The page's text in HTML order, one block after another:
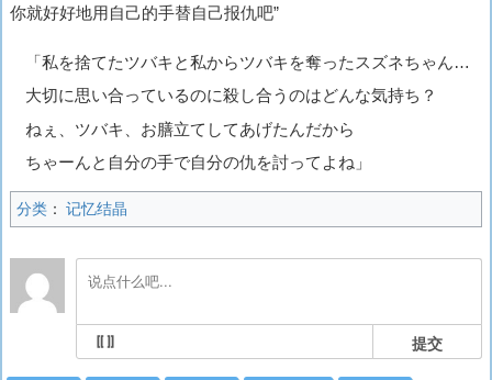
你就好好地用自己的手替自己报仇吧”
「私を捨てたツバキと私からツバキを奪ったスズネちゃん…
大切に思い合っているのに殺し合うのはどんな気持ち？
ねぇ、ツバキ、お膳立てしてあげたんだから
ちゃーんと自分の手で自分の仇を討ってよね」
分类： 记忆结晶
提交